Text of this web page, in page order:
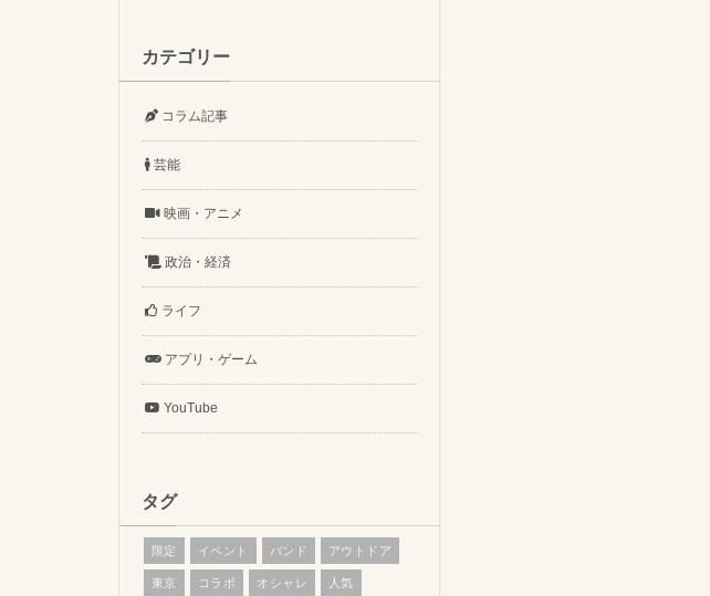
カテゴリー
コラム記事
芸能
映画・アニメ
政治・経済
ライフ
アプリ・ゲーム
YouTube
タグ
限定 イベント バンド アウトドア
東京 コラボ オシャレ 人気